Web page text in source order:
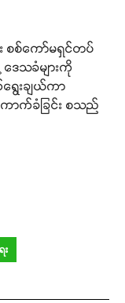
စစ်ကော်မရှင်တပ်
ေသခံများကို
ေးချယ်ကာ
ောက်ခံခြင်း စသည်